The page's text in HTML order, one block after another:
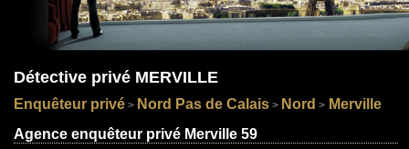
Détective privé MERVILLE
Enquêteur privé > Nord Pas de Calais > Nord > Merville
Agence enquêteur privé Merville 59